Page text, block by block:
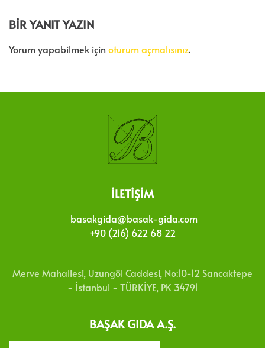
BIR YANIT YAZIN
Yorum yapabilmek için oturum açmalısınız.
BAŞAK GIDA A.Ş.
İLETIŞIM
basakgida@basak-gida.com
+90 (216) 622 68 22
Merve Mahallesi, Uzungöl Caddesi, No:10-12 Sancaktepe
- İstanbul - TÜRKİYE, PK 34791